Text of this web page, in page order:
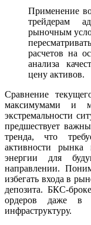
Применение
трейдерам
рыночным
расчетов на
анализа
цену активов.
Сравнение
максимумами и
экстремальности
предшествует
тренда, что
активности рынка
энергии для
направлении.
избегать входа в
депозита. БКС-
ордеров даже в
инфраструктуру.